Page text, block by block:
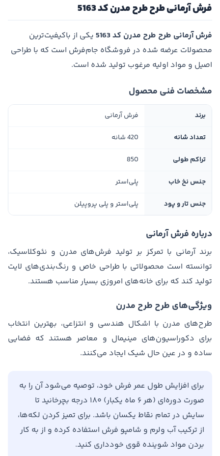
فرش آرمانی طرح طرح مدرن کد 5163
فرش آرمانی طرح طرح مدرن کد 5163
یکی از باکیفیت‌ترین
محصولات عرضه شده در فروشگاه جام‌فرش است که با طراحی
اصیل و مواد اولیه مرغوب تولید شده است.
مشخصات فنی محصول
برند فرش آرمانی
تعداد شانه 420 شانه
تراکم طولی 850
جنس نخ خاب پلی‌استر
جنس تار و پود پلی‌استر و پلی پروپیلن
درباره فرش آرمانی
برند آرمانی با تمرکز بر تولید فرش‌های مدرن و نئوکلاسیک،
توانسته است محصولاتی با طراحی خاص و رنگ‌بندی‌های لایت
تولید کند که برای خانه‌های امروزی بسیار مناسب هستند.
ویژگی‌های طرح طرح مدرن
طرح‌های مدرن با اشکال هندسی و انتزاعی، بهترین انتخاب
برای دکوراسیون‌های مینیمال و معاصر هستند که فضایی
ساده و در عین حال شیک ایجاد می‌کنند.
برای افزایش طول عمر فرش خود، توصیه می‌شود آن را به
صورت دوره‌ای (هر ۶ ماه یکبار) ۱۸۰ درجه بچرخانید تا
سایش در تمام نقاط یکسان باشد. برای تمیز کردن لکه‌ها،
از ترکیب آب ولرم و شامپو فرش استفاده کرده و از به کار
بردن مواد شوینده قوی خودداری کنید.